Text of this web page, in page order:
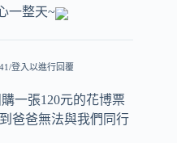
一整天~
登入以進行回覆
一張120元的花博票
爸爸無法與我們同行